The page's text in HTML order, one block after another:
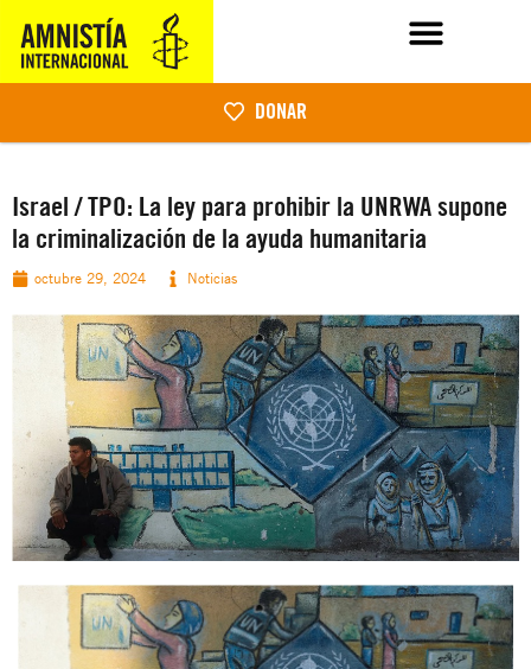
DONAR
Israel / TPO: La ley para prohibir la UNRWA supone
la criminalización de la ayuda humanitaria
octubre 29, 2024 Noticias